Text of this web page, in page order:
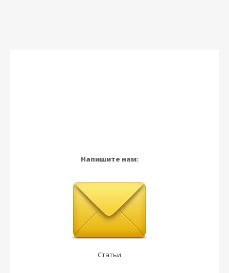
Напишите нам:
Статьи